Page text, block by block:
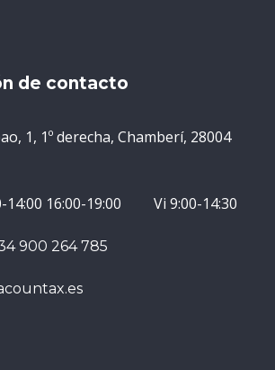
de contacto
1, 1º derecha, Chamberí, 28004
14:00 16:00-19:00 Vi 9:00-14:30
900 264 785